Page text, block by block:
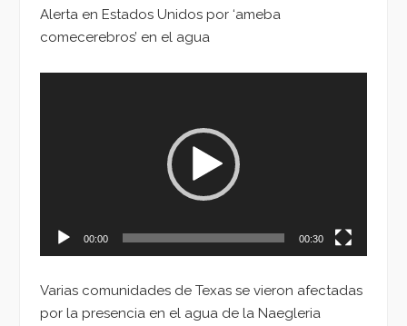
Alerta en Estados Unidos por ‘ameba
comecerebros’ en el agua
00:00 00:30
Varias comunidades de Texas se vieron afectadas
por la presencia en el agua de la Naegleria